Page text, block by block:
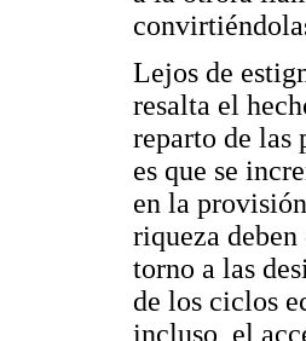
Lejos de
resalta el
reparto de las
es que se
en la
riqueza
torno a las
de los ciclos
incluso, el